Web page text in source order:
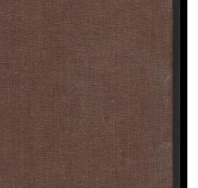
34 cm. (2°)
chyfieithiadau Saesneg;
= Welsh and Latin poetry
and commentary in…mwy